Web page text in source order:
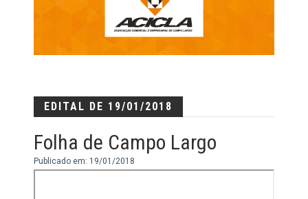
EDITAL DE 19/01/2018
Folha de Campo Largo
Publicado em: 19/01/2018